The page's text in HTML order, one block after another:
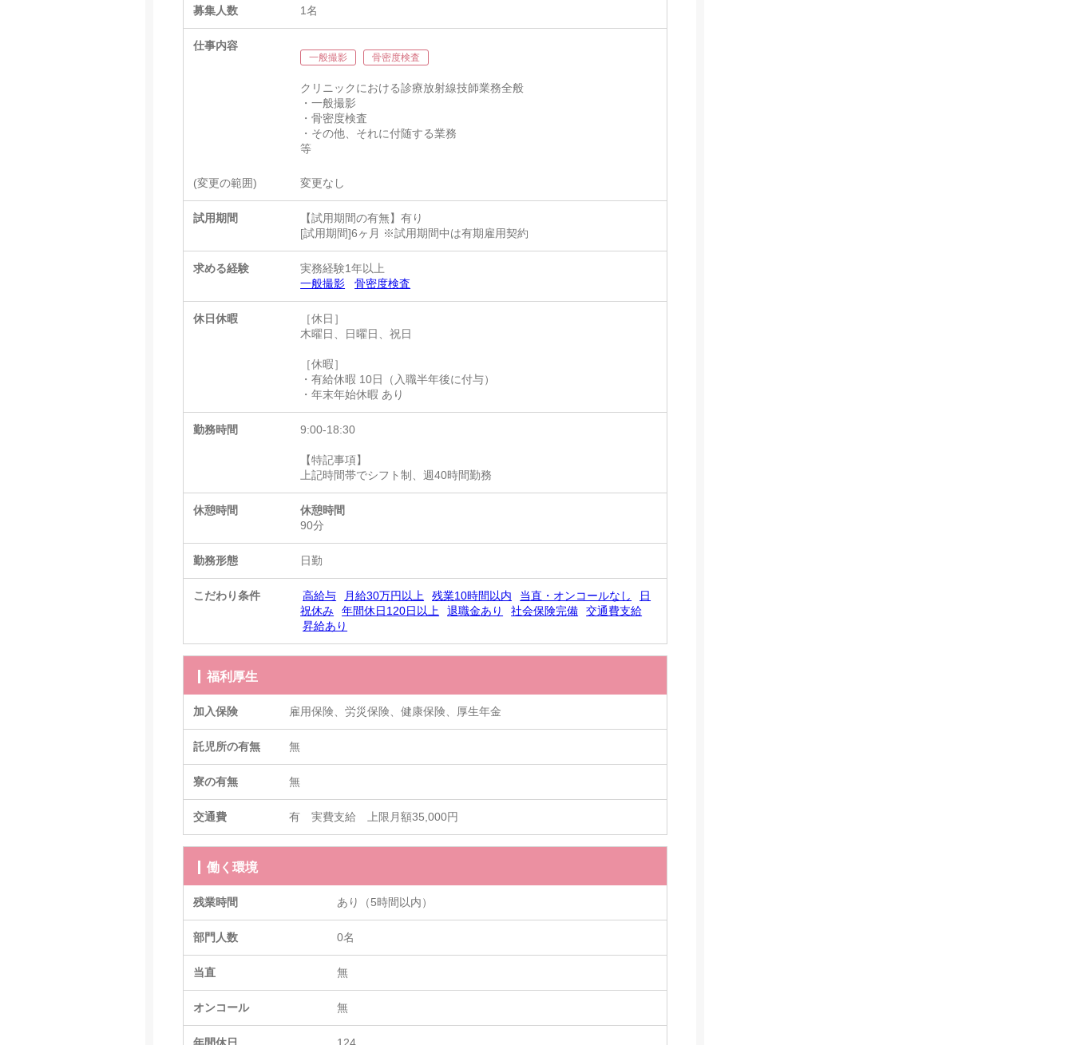
募集人数 1名
仕事内容
一般撮影 骨密度検査
クリニックにおける診療放射線技師業務全般
・一般撮影
・骨密度検査
・その他、それに付随する業務
等
(変更の範囲) 変更なし
試用期間
【試用期間の有無】有り
[試用期間]6ヶ月 ※試用期間中は有期雇用契約
求める経験
実務経験1年以上
一般撮影
骨密度検査
休日休暇
［休日］
木曜日、日曜日、祝日
［休暇］
・有給休暇 10日（入職半年後に付与）
・年末年始休暇 あり
勤務時間 9:00-18:30
【特記事項】
上記時間帯でシフト制、週40時間勤務
休憩時間
休憩時間
90分
勤務形態 日勤
こだわり条件 高給与 月給30万円以上 残業10時間以内 当直・オンコールなし
日
祝休み
年間休日120日以上 退職金あり 社会保険完備
交通費支給
昇給あり
福利厚生
加入保険 雇用保険、労災保険、健康保険、厚生年金
託児所の有無 無
寮の有無 無
交通費 有 実費支給 上限月額35,000円
働く環境
残業時間 あり（5時間以内）
部門人数 0名
当直 無
オンコール 無